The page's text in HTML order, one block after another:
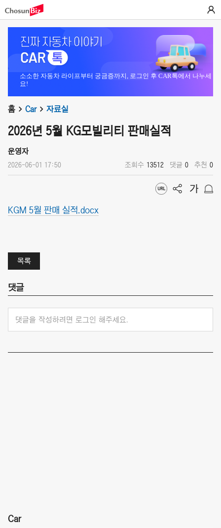
소소한 자동차 라이프부터 궁금증까지, 로그인 후 CAR톡에서 나누세
요!
홈 Car 자료실
2026년 5월 KG모빌리티 판매실적
운영자
2026-06-01 17:50 조회수 13512 댓글 0 추천 0
KGM 5월 판매 실적.docx
목록
댓글
댓글을 작성하려면 로그인 해주세요.
Car